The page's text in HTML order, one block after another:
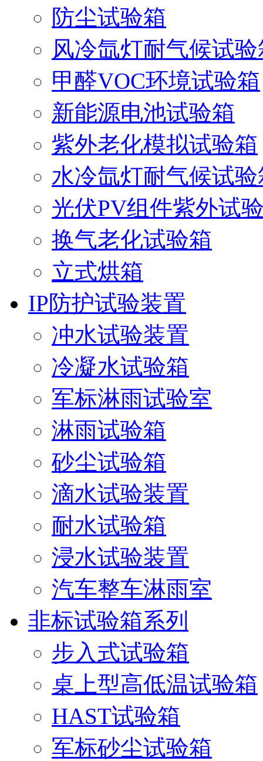
防尘试验箱
风冷氙灯耐气候试
甲醛VOC环境试验箱
新能源电池试验箱
紫外老化模拟试验箱
水冷氙灯耐气候试验
光伏PV组件紫外试
换气老化试验箱
立式烘箱
IP防护试验装置
冲水试验装置
冷凝水试验箱
军标淋雨试验室
淋雨试验箱
砂尘试验箱
滴水试验装置
耐水试验箱
浸水试验装置
汽车整车淋雨室
非标试验箱系列
步入式试验箱
桌上型高低温试验箱
HAST试验箱
军标砂尘试验箱